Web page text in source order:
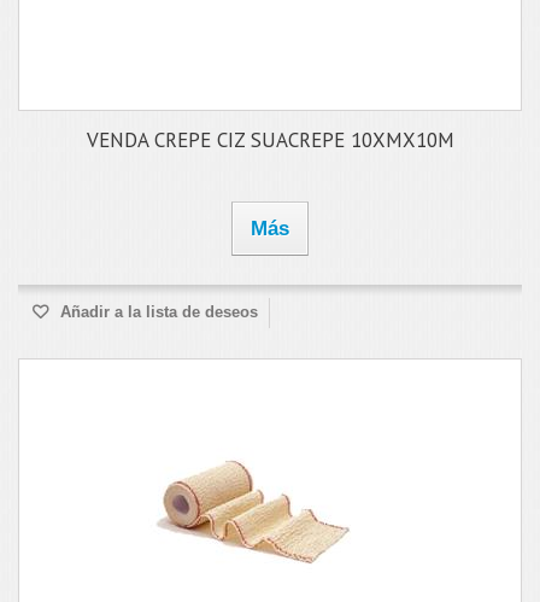
VENDA CREPE CIZ SUACREPE 10XMX10M
Más
Añadir a la lista de deseos